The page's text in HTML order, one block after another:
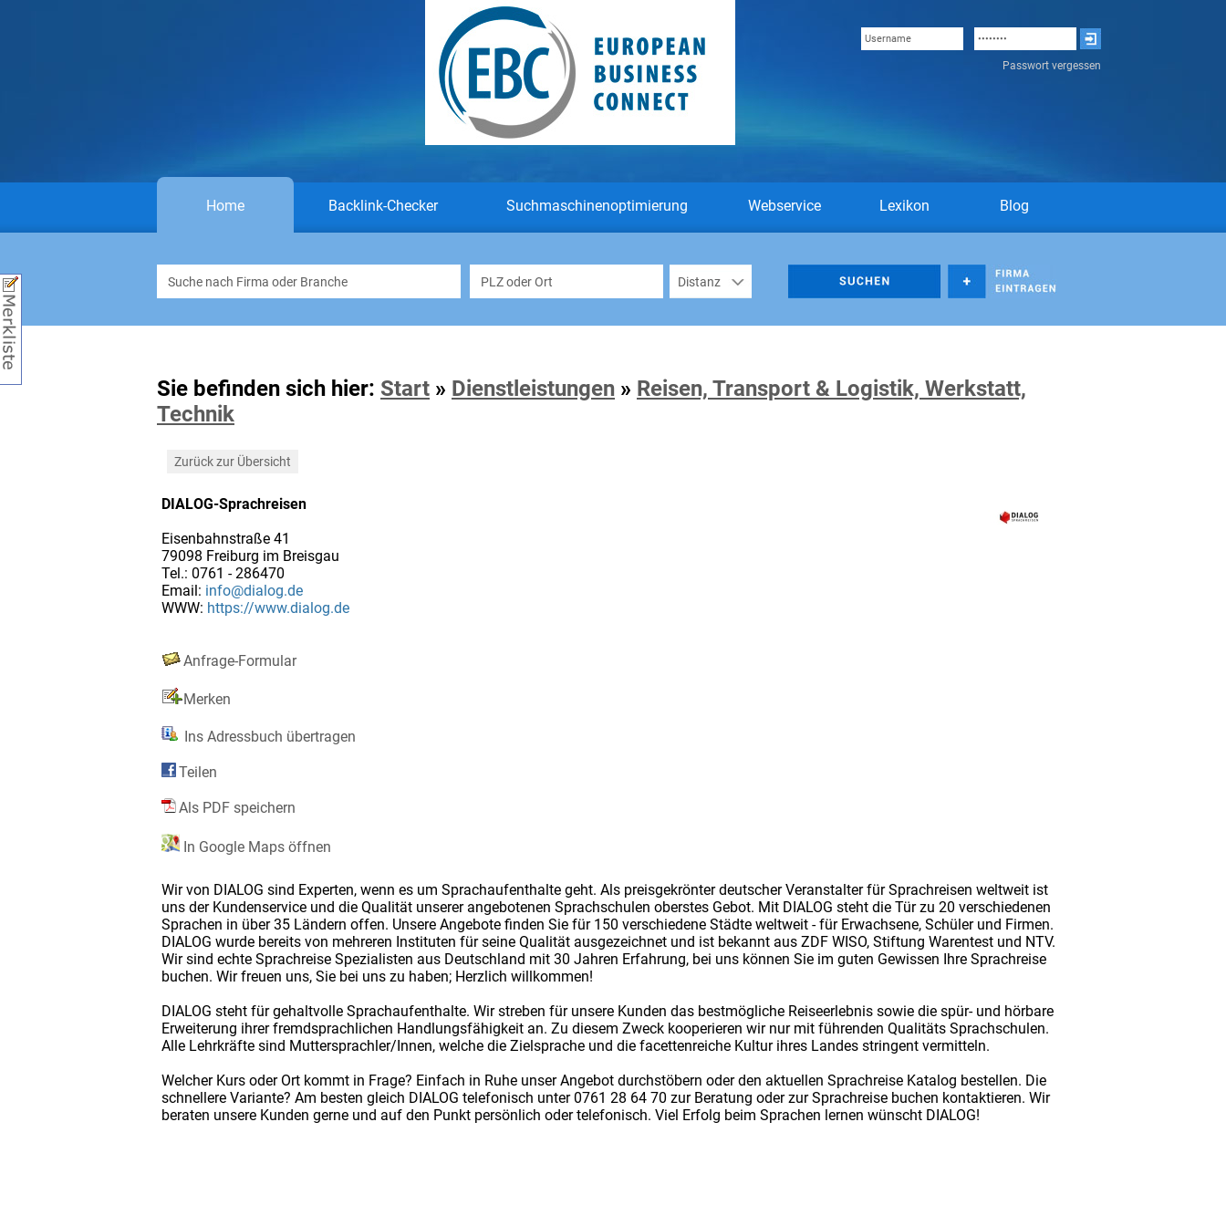
Passwort vergessen
Home Backlink-Checker Suchmaschinenoptimierung Webservice Lexikon Blog
Sie befinden sich hier: Start » Dienstleistungen » Reisen, Transport & Logistik, Werkstatt,
Technik
Zurück zur Übersicht
DIALOG-Sprachreisen
Eisenbahnstraße 41
79098 Freiburg im Breisgau
Tel.: 0761 - 286470
Email: info@dialog.de
WWW: https://www.dialog.de
Anfrage-Formular
Merken
Ins Adressbuch übertragen
Teilen
Als PDF speichern
In Google Maps öffnen
Wir von DIALOG sind Experten, wenn es um Sprachaufenthalte geht. Als preisgekrönter deutscher Veranstalter für Sprachreisen weltweit ist
uns der Kundenservice und die Qualität unserer angebotenen Sprachschulen oberstes Gebot. Mit DIALOG steht die Tür zu 20 verschiedenen
Sprachen in über 35 Ländern offen. Unsere Angebote finden Sie für 150 verschiedene Städte weltweit - für Erwachsene, Schüler und Firmen.
DIALOG wurde bereits von mehreren Instituten für seine Qualität ausgezeichnet und ist bekannt aus ZDF WISO, Stiftung Warentest und NTV.
Wir sind echte Sprachreise Spezialisten aus Deutschland mit 30 Jahren Erfahrung, bei uns können Sie im guten Gewissen Ihre Sprachreise
buchen. Wir freuen uns, Sie bei uns zu haben; Herzlich willkommen!
DIALOG steht für gehaltvolle Sprachaufenthalte. Wir streben für unsere Kunden das bestmögliche Reiseerlebnis sowie die spür- und hörbare
Erweiterung ihrer fremdsprachlichen Handlungsfähigkeit an. Zu diesem Zweck kooperieren wir nur mit führenden Qualitäts Sprachschulen.
Alle Lehrkräfte sind Muttersprachler/Innen, welche die Zielsprache und die facettenreiche Kultur ihres Landes stringent vermitteln.
Welcher Kurs oder Ort kommt in Frage? Einfach in Ruhe unser Angebot durchstöbern oder den aktuellen Sprachreise Katalog bestellen. Die
schnellere Variante? Am besten gleich DIALOG telefonisch unter 0761 28 64 70 zur Beratung oder zur Sprachreise buchen kontaktieren. Wir
beraten unsere Kunden gerne und auf den Punkt persönlich oder telefonisch. Viel Erfolg beim Sprachen lernen wünscht DIALOG!